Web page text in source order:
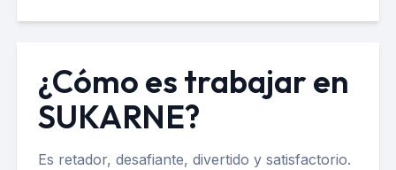
¿Cómo es trabajar en
SUKARNE?
Es retador, desafiante, divertido y satisfactorio.